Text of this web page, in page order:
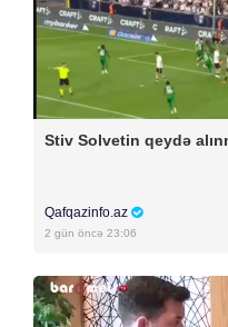
Stiv Solvetin qeydə
Qafqazinfo.az
2 gün öncə 23:06